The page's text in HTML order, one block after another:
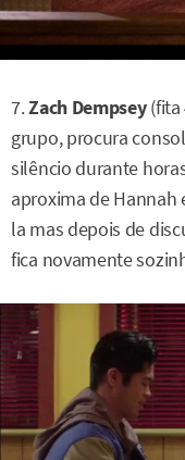
7.Zach Dempsey(fita
grupo, procura
silêncio durante
aproxima de
la mas depois de
fica novamente